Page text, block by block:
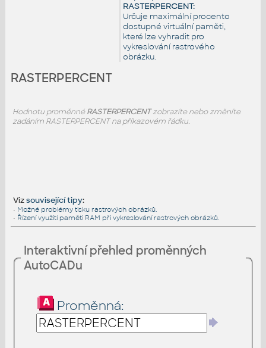
RASTERPERCENT:
Určuje maximální procento
dostupné virtuální paměti,
které lze vyhradit pro
vykreslování rastrového
obrázku.
RASTERPERCENT
Hodnotu proměnnéRASTERPERCENTzobrazíte nebo změníte
zadáním RASTERPERCENT na příkazovém řádku.
Vizsouvisející tipy:
• Možné problémy tisku rastrových obrázků.
• Řízení využití paměti RAM při vykreslování rastrových obrázků.
Interaktivní přehled proměnných
AutoCADu
Proměnná: